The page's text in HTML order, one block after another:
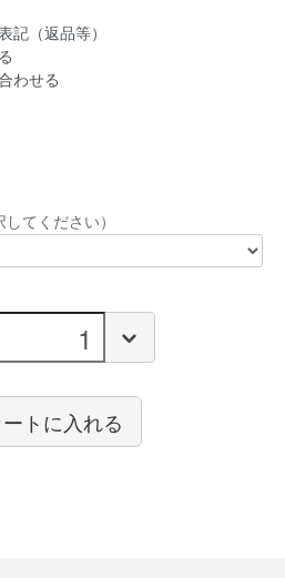
記（返品等）
わせる
てください）
トに入れる